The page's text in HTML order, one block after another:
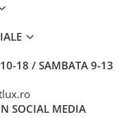
18 / SAMBATA 9-13
SOCIAL MEDIA